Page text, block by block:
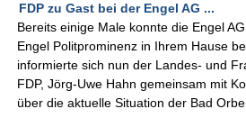
FDP zu Gast bei der Engel AG ...
Bereits einige Male konnte die Engel
Engel Politprominenz in Ihrem Hause
informierte sich nun der Landes- und
FDP, Jörg-Uwe Hahn gemeinsam mit
über die aktuelle Situation der Bad